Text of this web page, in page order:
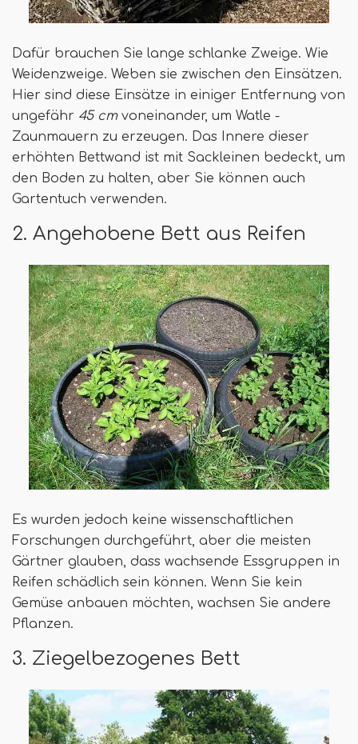
Dafür brauchen Sie lange schlanke Zweige. Wie
Weidenzweige. Weben sie zwischen den Einsätzen.
Hier sind diese Einsätze in einiger Entfernung von
ungefähr 45 cmvoneinander, um Watle -
Zaunmauern zu erzeugen. Das Innere dieser
erhöhten Bettwand ist mit Sackleinen bedeckt, um
den Boden zu halten, aber Sie können auch
Gartentuch verwenden.
2. Angehobene Bett aus Reifen
Es wurden jedoch keine wissenschaftlichen
Forschungen durchgeführt, aber die meisten
Gärtner glauben, dass wachsende Essgruppen in
Reifen schädlich sein können. Wenn Sie kein
Gemüse anbauen möchten, wachsen Sie andere
Pflanzen.
3. Ziegelbezogenes Bett